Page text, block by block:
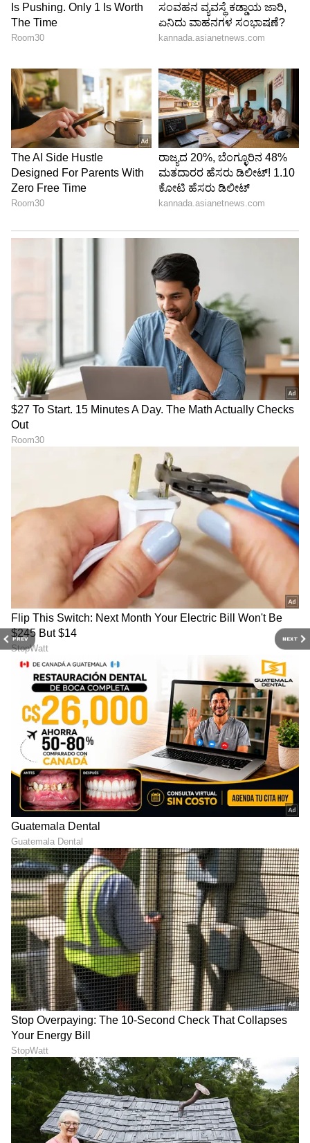
PREV NEXT
Image Credit : Kenishaa Francis Instagram
ನನ್ನನ್ನು ಮನೆ ಮುರುಕಿ ಎಂದು ಕರೆದರು. ಪ್ರಗ್ನೆಂಟ್‌ ಆಗಿದ್ದಾಗ
ನನ್ನ ಸ್ವಂತ ಮಗುವನ್ನು ಕಳೆದುಕೊಂಡ ಮಹಿಳೆ, ಬೇರೆ
ಕುಟುಂಬದಲ್ಲಿ ಪಾಲಕರನ್ನು ಮಕ್ಕಳಿಂದ ದೂರ ಮಾಡ್ತಾಳೆ
ಎಂದು ನೀವು ನಿಜವಾಗಿಯೂ ನಂಬ್ತೀರಾ? ರವಿ ಮೋಹನ್
ಮಾನಸಿಕವಾಗಿ ಬ್ರೇಕ್‌ ಆಗಿದ್ದಾಗ ನನ್ನ ಬಳಿ ಬಂದರು. ಆಗ
ನಾನು ಅವರಿಗೆ ನನ್ನಿಂದ ಏನು ಸಹಾಯ ಸಾಧ್ಯವಿದೆಯೋ
ಅದೆಲ್ಲವನ್ನು ಮಾಡಿದೆ. ಕುಟುಂಬದಲ್ಲಿರೋ ಸಮಸ್ಯೆಗಳನ್ನು
ಸರಿಮಾಡಿಕೊಳ್ಳಿ ಎಂದು ಹೇಳಿದೆ. ಆದರೆ ನಾನು ಹೇಳುವ
ಮೊದಲೇ ಅವರು ತನ್ನ ಕುಟುಂಬದಿಂದ ಮಾನಸಿಕವಾಗಿ
ದೂರವಾಗಿದ್ದರು. ಈ ಸಮಯದಲ್ಲಿ ನಾವು ಸ್ನೇಹಿತರಾಗಿದ್ದೇವೆ,
ಇಂದಿಗೂ ನಾವು ಸ್ನೇಹಿತರಾಗಿಯೇ ಇದ್ದೇವೆ. ನಾನು ಯಾರ
ಕುಟುಂಬವನ್ನೂ ಮುರಿದಿಲ್ಲ. ನನಗೆ ಅದರ ಅಗತ್ಯವೂ ಇಲ್ಲ. ಈ
ಸಂಬಂಧವನ್ನು ತಪ್ಪಾಗಿ ಅರ್ಥೈಸಿಕೊಳ್ಳುತ್ತಿರುವವರು ಜನರು”
ಎಂದು ಕೆನಿಷಾ ಹೇಳಿದ್ದಾರೆ.
LATEST VIDEOS
ಕನ್ನಡ ಸಿನಿಮಾ ( Kannada Cinema News), ಟಿವಿ
ಕಾರ್ಯಕ್ರಮಗಳು (Kannada TV Shows), ಸೆಲೆಬ್ರಿಟಿ
ಸುದ್ದಿಗಳು ಮತ್ತು ಇತ್ತೀಚಿನ ಸುದ್ದಿಗಳಿಗಾಗಿ ಏಷ್ಯಾನೆಟ್
ಸುವರ್ಣ ನ್ಯೂಸ್‌ನಲ್ಲಿ ಮನರಂಜನಾ ವಿಭಾಗ ನೋಡಿ.
ಸಿನಿಮಾ ವಿಮರ್ಶೆಗಳು (
Kannada Movies Review),
ತಾರೆಯರ ಸಂದರ್ಶನಗಳು, ಧಾರಾವಾಹಿ ಅಪ್‌ಡೇಟ್ಸ್‌,
ತೆರೆಮರೆಯ ಕಥೆಗಳು,OTT ರಿಲೀಸ್‌
ಗಳ ಬಗ್ಗೆ
ಮಾಹಿತಿಯೂ ಇಲ್ಲಿದೆ.
ABOUT THE AUTHOR
PB Padmashree Bhat
ಪದ್ಮಶ್ರೀ ಭಟ್. ವಿಜಯವಾಣಿ, ಒನ್ ಇಂಡಿಯಾ, ವಿಜಯ ಕರ್ನಾಟಕ
ಸಂಸ್ಥೆಗಳಲ್ಲಿ ಕೆಲಸ ಮಾಡಿದ್ದು, ಒಟ್ಟು ಎಂಟು ವರ್ಷಗಳಿಗೂ ಅಧಿಕ
ವೃತ್ತಿಜೀವನದ ಅನುಭವವಿದೆ.‌ ಸಿನಿಮಾ, ಟಿವಿ ಕ್ಷೇತ್ರದಲ್ಲಿ ಆಸಕ್ತಿ ಇದ್ದು,
ಈಗಾಗಲೇ ಸಾಕಷ್ಟು ಸುಪ್ರಸಿದ್ಧ ತಾರೆಯರ, ಸಾಧಕರ ಸಂದರ್ಶನ
ಮಾಡಿರುವೆ. ಅಷ್ಟೇ ಅಲ್ಲದೆ ಬ್ಯೂಟಿ, ಆರೋಗ್ಯ, ಧಾರ್ಮಿಕ
ವಿಷಯಗಳನ್ನು ಬರೆಯೋದು ನಂಗಿಷ್ಟ. ಪುಸ್ತಕ ಓದುವುದು,
ಇನ್ನುಳಿದಂತೆ ಇತರರ ಸಂದರ್ಶನ ಕೇಳೋದು, ಪ್ರವಾಸ ನನ್ನ
ಹವ್ಯಾಸಗಳಲ್ಲೊಂದು. ಉತ್ತರ ಕನ್ನಡದ ಸಿರಸಿಯವಳು.
ಮನರಂಜನಾ ಸುದ್ದಿ ಜಯಂ ರವಿ ಸೆಲೆಬ್ರಿಟಿಗಳು ತಮಿಳು ಸಂಬಂಧಗಳು